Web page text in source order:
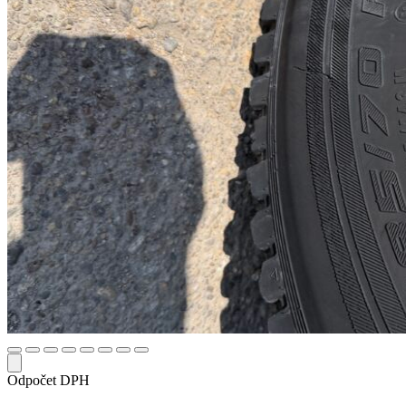
Odpočet DPH